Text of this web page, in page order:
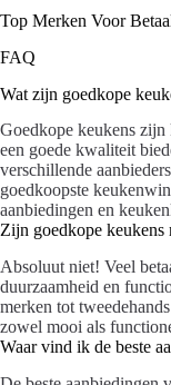
Top Merken Voor
FAQ
Wat zijn goedkope
Goedkope keukens zijn
een goede kwaliteit
verschillende
goedkoopste
aanbiedingen en
Zijn goedkope
Absoluut niet! Veel
duurzaamheid en
merken tot
zowel mooi als
Waar vind ik de beste